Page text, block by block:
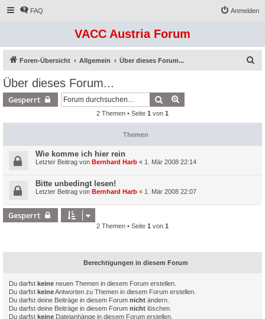
FAQ Anmelden
VACC Austria Forum
Foren-Übersicht Allgemein Über dieses Forum...
Über dieses Forum...
Gesperrt Suche
2 Themen • Seite 1 von 1
Themen
Wie komme ich hier rein
Letzter Beitrag von Bernhard Harb « 1. Mär 2008 22:14
Bitte unbedingt lesen!
Letzter Beitrag von Bernhard Harb « 1. Mär 2008 22:07
Gesperrt
2 Themen • Seite 1 von 1
Berechtigungen in diesem Forum
Du darfst keine neuen Themen in diesem Forum erstellen.
Du darfst keineAntworten zu Themen in diesem Forum erstellen.
Du darfst deine Beiträge in diesem Forum nicht ändern.
Du darfst deine Beiträge in diesem Forum nicht löschen.
Du darfst keine Dateianhänge in diesem Forum erstellen.